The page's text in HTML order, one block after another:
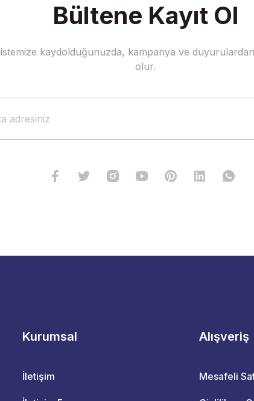
Bültene Kayıt Ol
kaydolduğunuzda, kampanya ve
olur.
Kurumsal
İletişim
Alışveriş
Mesafeli